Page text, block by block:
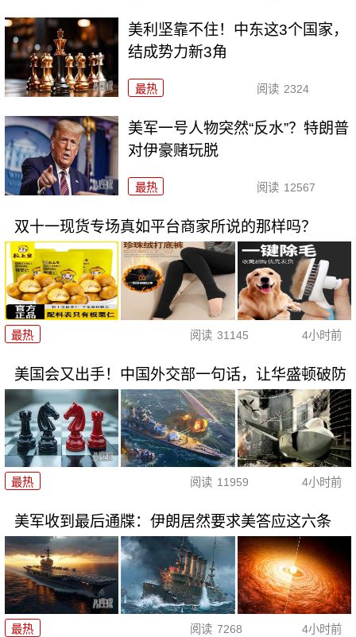
美利坚靠不住！中东这3个国家，
结成势力新3角
最热 阅读 2324
美军一号人物突然“反水”？特朗普
对伊豪赌玩脱
最热 阅读 12567
双十一现货专场真如平台商家所说的那样吗？
最热 阅读 31145 4小时前
美国会又出手！中国外交部一句话，让华盛顿破防
最热 阅读 11959 4小时前
美军收到最后通牒：伊朗居然要求美答应这六条
最热 阅读 7268 4小时前